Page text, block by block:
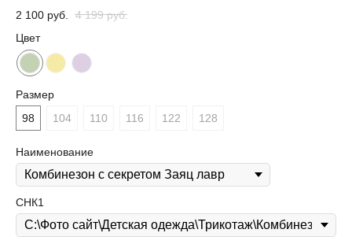
2 100 руб. 4 199 руб.
Цвет
Размер
98
104 110 116 122 128
Наименование
СНК1